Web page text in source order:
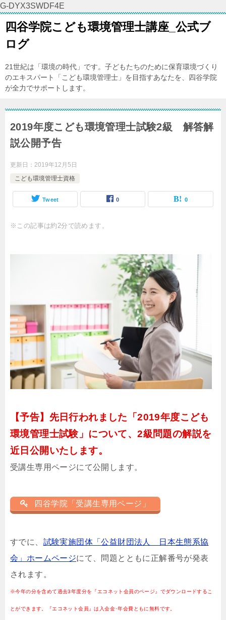
G-DYX3SWDF4E
四谷学院こども環境管理士講座_公式ブ
ログ
21世紀は「環境の時代」です。子どもたちのために保育環境づくり
のエキスパート「こども環境管理士」を目指すあなたを、四谷学院
が全力でサポートします。
2019年度こども環境管理士試験2級 解答解
説公開予告
更新日： 2019年12月5日
こども環境管理士資格
Tweet 0 0
※この記事は約2分で読めます。
【予告】先日行われました「2019年度こども
環境管理士試験」について、2級問題の解説を
近日公開いたします。
受講生専用ページにて公開します。
四谷学院「受講生専用ページ」
すでに、 試験実施団体「公益財団法人 日本生態系協
会」ホームページにて、問題とともに正解番号が発表
されます。
※今年の分を含めて過去3年度分を『エコネット会員のページ』でダウンロードするこ
とができます。『エコネット会員』は入会金･年会費ともに無料です。